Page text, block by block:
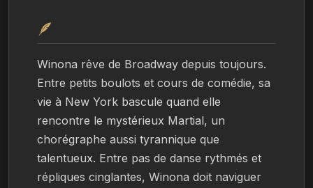
🪶
Winona rêve de Broadway depuis toujours.
Entre petits boulots et cours de comédie, sa
vie à New York bascule quand elle
rencontre le mystérieux Martial, un
chorégraphe aussi tyrannique que
talentueux. Entre pas de danse rythmés et
répliques cinglantes, Winona doit naviguer